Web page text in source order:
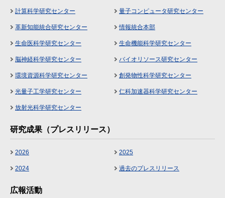
計算科学研究センター 量子コンピュータ研究センター
革新知能統合研究センター 情報統合本部
生命医科学研究センター 生命機能科学研究センター
脳神経科学研究センター バイオリソース研究センター
環境資源科学研究センター 創発物性科学研究センター
光量子工学研究センター 仁科加速器科学研究センター
放射光科学研究センター
研究成果（プレスリリース）
2026 2025
2024 過去のプレスリリース
広報活動